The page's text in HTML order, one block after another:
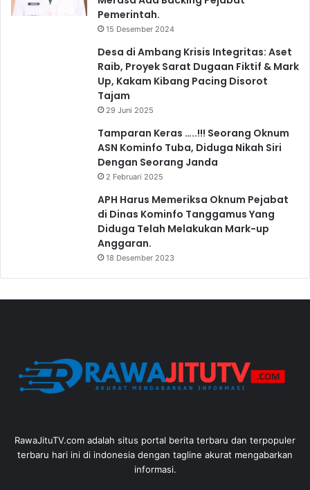
Pemerintah.
15 Desember 2024
Desa di Ambang Krisis Integritas: Aset
Raib, Proyek Sarat Dugaan Fiktif & Mark
Up, Kakam Kibang Pacing Disorot
Tajam
29 Juni 2025
Tamparan Keras …..!!! Seorang Oknum
ASN Kominfo Tuba, Diduga Nikah Siri
Dengan Seorang Janda
2 Februari 2025
APH Harus Memeriksa Oknum Pejabat
di Dinas Kominfo Tanggamus Yang
Diduga Telah Melakukan Mark-up
Anggaran.
18 Desember 2023
RawaJituTV.com adalah situs portal berita terbaru dan terpopuler
terbaru hari ini di indonesia dengan tagline akurat mengabarkan
informasi.